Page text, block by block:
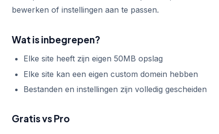
bewerken of instellingen aan te passen.
Wat is inbegrepen?
Elke site heeft zijn eigen 50MB opslag
Elke site kan een eigen custom domein hebben
Bestanden en instellingen zijn volledig gescheiden
Gratis vs Pro